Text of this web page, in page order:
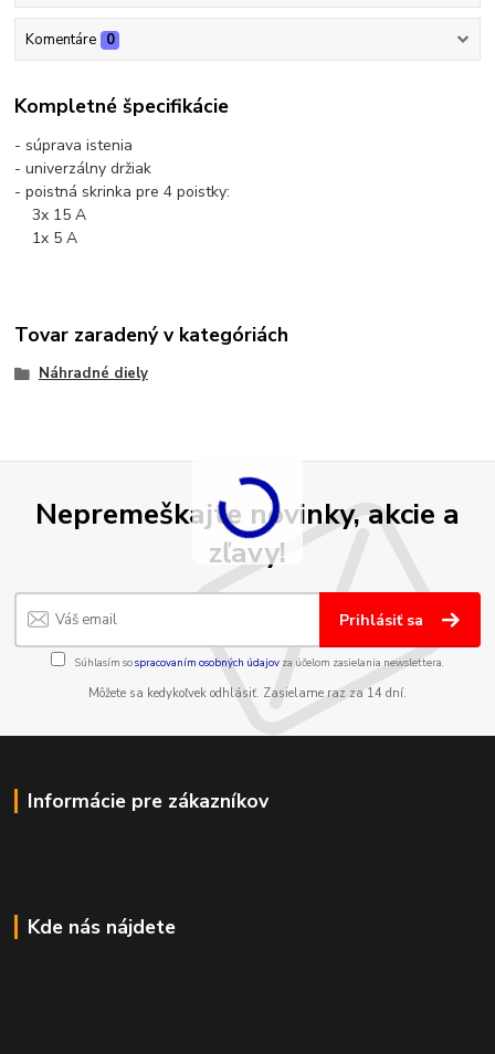
Komentáre 0
Kompletné špecifikácie
- súprava istenia
- univerzálny držiak
- poistná skrinka pre 4 poistky:
3x 15 A
1x 5 A
Tovar zaradený v kategóriách
Náhradné diely
Nepremeškajte novinky, akcie a
zľavy!
Prihlásiť sa
Súhlasím sospracovaním osobných údajov za účelom zasielania newslettera.
Môžete sa kedykoľvek odhlásiť. Zasielame raz za 14 dní.
Informácie pre zákazníkov
Kde nás nájdete